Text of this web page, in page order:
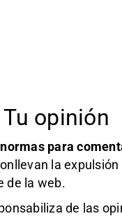
Tu opinión
normas para
la
de la web.
de las